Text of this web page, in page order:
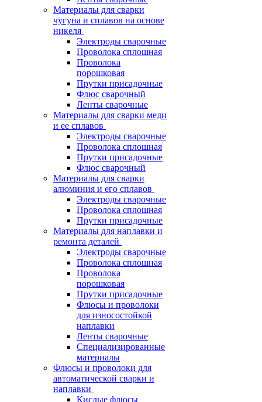
Материалы для сварки
чугуна и сплавов на основе
никеля
Электроды сварочные
Проволока сплошная
Проволока
порошковая
Прутки присадочные
Флюс сварочный
Ленты сварочные
Материалы для сварки меди
и ее сплавов
Электроды сварочные
Проволока сплошная
Прутки присадочные
Флюс сварочный
Материалы для сварки
алюминия и его сплавов
Электроды сварочные
Проволока сплошная
Прутки присадочные
Материалы для наплавки и
ремонта деталей
Электроды сварочные
Проволока сплошная
Проволока
порошковая
Прутки присадочные
Флюсы и проволоки
для износостойкой
наплавки
Ленты сварочные
Специализированные
материалы
Флюсы и проволоки для
автоматической сварки и
наплавки
Кислые флюсы